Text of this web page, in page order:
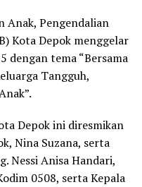
Anak, Pengendalian
Kota Depok menggelar
dengan tema “Bersama
Tangguh,
Depok ini diresmikan
Nina Suzana, serta
Nessi Anisa Handari,
0508, serta Kepala